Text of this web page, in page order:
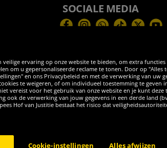
SOCIALE MEDIA
FacebookInstagramWhatsApp
TikTokTwitter
ervaring op onze website te bieden, om extra
om u gepersonaliseerde reclame te tonen. Door op
en ons Privacybeleid en met de verwerking van
te weigeren, of om individueel toestemming te geven
vereist voor het gebruik van onze website en je kunt
de verwerking van jouw gegevens in een derde land
Hof van Justitie bestaat het risico dat
Cookie-instellingen Alles afwijzen